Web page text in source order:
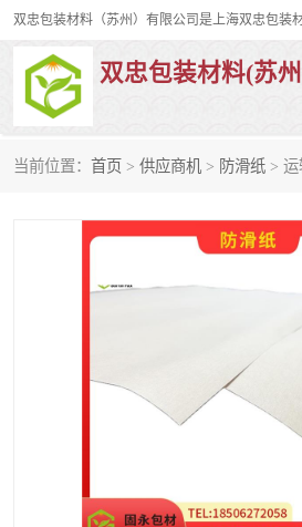
双忠包装材料(苏
当前位置： 首页 > 供应商机 > 防滑纸 >
裹包网兜 纤
充
托